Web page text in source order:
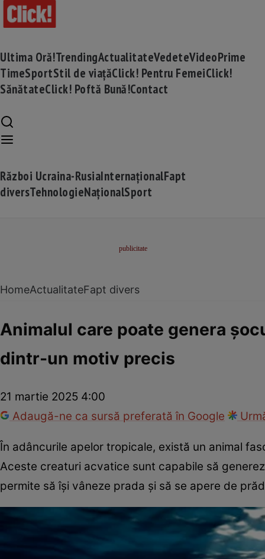
Ultima Oră!TrendingActualitateVedeteVideoPrime
TimeSportStil de viațăClick! Pentru FemeiClick!
SănătateClick! Poftă Bună!Contact
Război Ucraina-RusiaInternaționalFapt
diversTehnologieNaționalSport
HomeActualitateFapt divers
Animalul care poate genera
dintr-un motiv precis
21 martie 2025 4:00
Adaugă-ne ca sursă preferată în Google
În adâncurile apelor tropicale, există un animal
Aceste creaturi acvatice sunt capabile să
permite să își vâneze prada și să se apere de